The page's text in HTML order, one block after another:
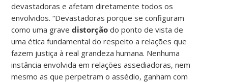
devastadoras e afetam diretamente todos os
envolvidos. “Devastadoras porque se configuram
como uma gravedistorção do ponto de vista de
uma ética fundamental do respeito a relações que
fazem justiça à real grandeza humana. Nenhuma
instância envolvida em relações assediadoras, nem
mesmo as que perpetram o assédio, ganham com